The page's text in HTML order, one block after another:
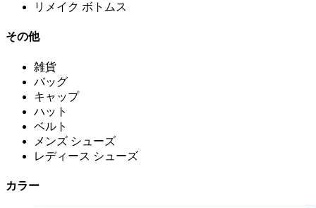
リメイク ボトムス
その他
雑貨
バッグ
キャップ
ハット
ベルト
メンズ シューズ
レディース シューズ
カラー